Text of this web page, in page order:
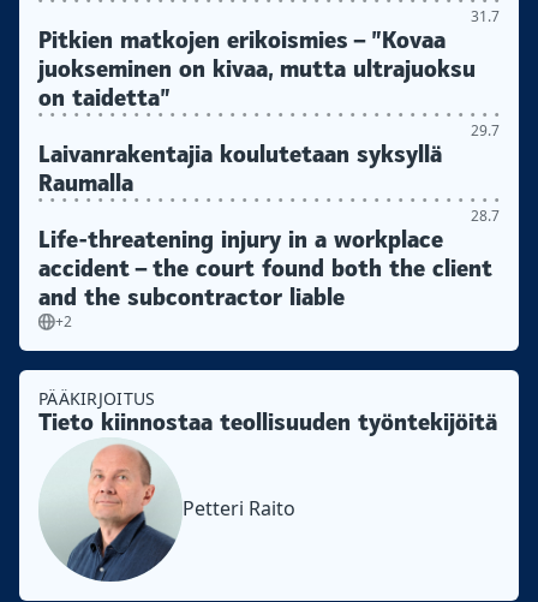
31.7
Pitkien matkojen erikoismies – ”Kovaa
juokseminen on kivaa, mutta ultrajuoksu
on taidetta”
29.7
Laivanrakentajia koulutetaan syksyllä
Raumalla
28.7
Life-threatening injury in a workplace
accident – the court found both the client
and the subcontractor liable
+2
PÄÄKIRJOITUS
Tieto kiinnostaa teollisuuden työntekijöitä
Petteri Raito